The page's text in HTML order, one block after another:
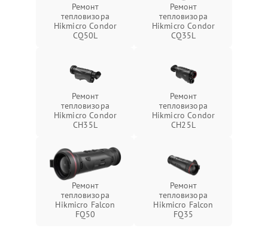
Ремонт
тепловизора
Hikmicro Condor
CQ50L
Ремонт
тепловизора
Hikmicro Condor
CQ35L
Ремонт
тепловизора
Hikmicro Condor
CH35L
Ремонт
тепловизора
Hikmicro Condor
CH25L
Ремонт
тепловизора
Hikmicro Falcon
FQ50
Ремонт
тепловизора
Hikmicro Falcon
FQ35